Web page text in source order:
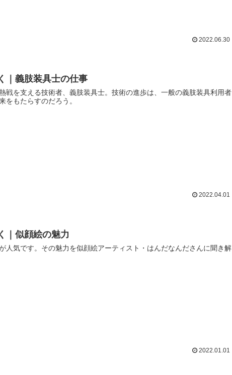
2022.06.30
｜義肢装具士の仕事
戦を支える技術者、義肢装具士。技術の進歩は、一般の義肢装具利用者
をもたらすのだろう。
2022.04.01
｜似顔絵の魅力
人気です。その魅力を似顔絵アーティスト・はんだなんださんに聞き解
2022.01.01